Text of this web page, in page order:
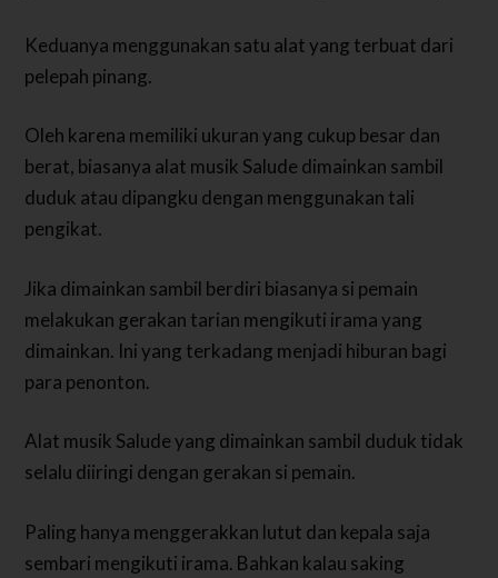
Keduanya menggunakan satu alat yang terbuat dari
pelepah pinang.
Oleh karena memiliki ukuran yang cukup besar dan
berat, biasanya alat musik Salude dimainkan sambil
duduk atau dipangku dengan menggunakan tali
pengikat.
Jika dimainkan sambil berdiri biasanya si pemain
melakukan gerakan tarian mengikuti irama yang
dimainkan. Ini yang terkadang menjadi hiburan bagi
para penonton.
Alat musik Salude yang dimainkan sambil duduk tidak
selalu diiringi dengan gerakan si pemain.
Paling hanya menggerakkan lutut dan kepala saja
sembari mengikuti irama. Bahkan kalau saking